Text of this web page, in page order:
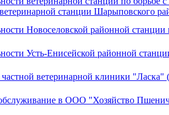
станции Шарыповского
Новоселовской районной
Усть-Енисейской районной
ветеринарной клиники "Ласка"
в ООО "Хозяйство